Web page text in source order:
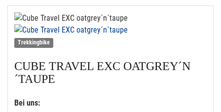
Trekkingbike
CUBE TRAVEL EXC OATGREY´N
´TAUPE
Bei uns: